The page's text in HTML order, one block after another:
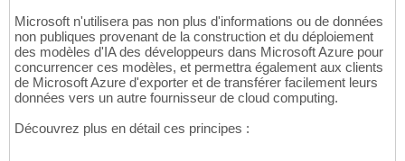
Microsoft n'utilisera pas non plus d'informations ou de données
non publiques provenant de la construction et du déploiement
des modèles d'IA des développeurs dans Microsoft Azure pour
concurrencer ces modèles, et permettra également aux clients
de Microsoft Azure d'exporter et de transférer facilement leurs
données vers un autre fournisseur de cloud computing.
Découvrez plus en détail ces principes :